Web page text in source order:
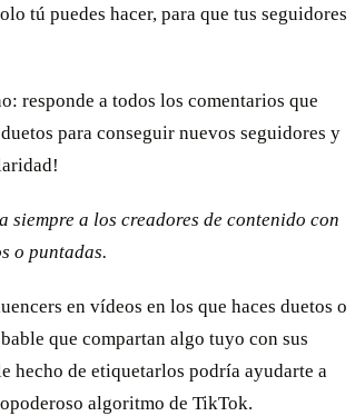
tú puedes hacer, para que tus seguidores
responde a todos los comentarios que
para conseguir nuevos seguidores y
siempre a los creadores de contenido con
o puntadas.
en vídeos en los que haces duetos o
que compartan algo tuyo con sus
hecho de etiquetarlos podría ayudarte a
algoritmo de TikTok.